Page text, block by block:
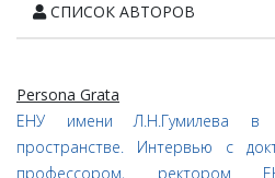
СПИСОК АВТОРОВ
Persona Grata
ЕНУ имени Л.Н.Гумилева в
пространстве. Интервью с
профессором, ректором